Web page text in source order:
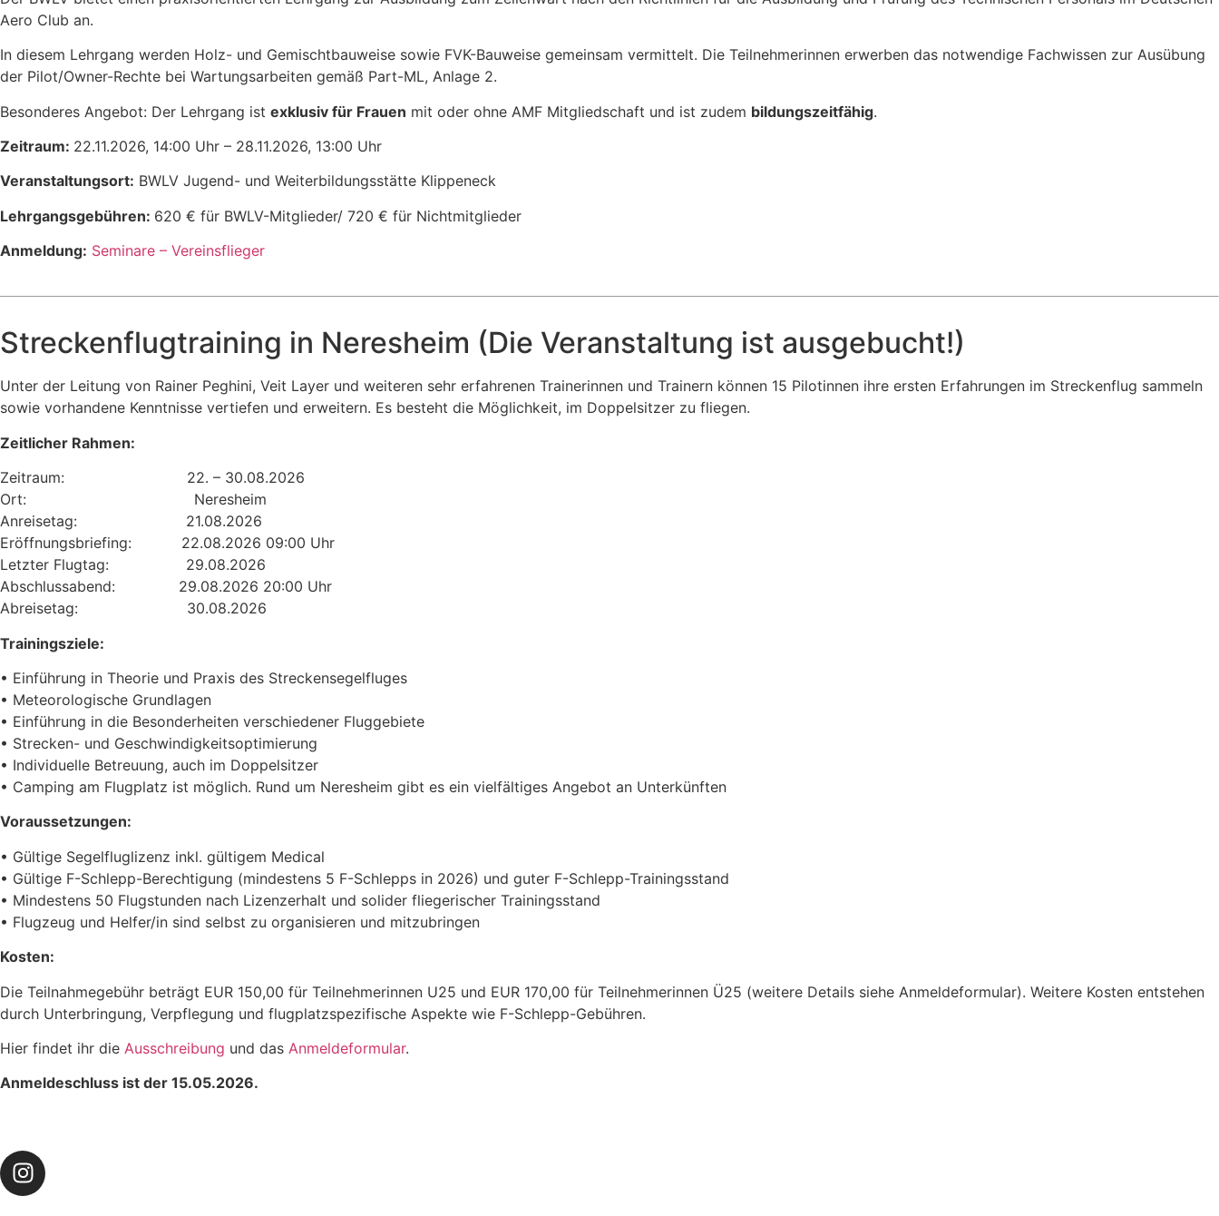
Aero Club an.
In diesem Lehrgang werden Holz- und Gemischtbauweise sowie FVK-Bauweise gemeinsam vermittelt. Die Teilnehmerinnen erwerben das notwendige Fachwissen zur Ausübung
der Pilot/Owner-Rechte bei Wartungsarbeiten gemäß Part-ML, Anlage 2.
Besonderes Angebot: Der Lehrgang ist exklusiv für Frauen mit oder ohne AMF Mitgliedschaft und ist zudem bildungszeitfähig.
Zeitraum: 22.11.2026, 14:00 Uhr – 28.11.2026, 13:00 Uhr
Veranstaltungsort: BWLV Jugend- und Weiterbildungsstätte Klippeneck
Lehrgangsgebühren: 620 € für BWLV-Mitglieder/ 720 € für Nichtmitglieder
Anmeldung: Seminare – Vereinsflieger
Streckenflugtraining in Neresheim (Die Veranstaltung ist ausgebucht!)
Unter der Leitung von Rainer Peghini, Veit Layer und weiteren sehr erfahrenen Trainerinnen und Trainern können 15 Pilotinnen ihre ersten Erfahrungen im Streckenflug sammeln
sowie vorhandene Kenntnisse vertiefen und erweitern. Es besteht die Möglichkeit, im Doppelsitzer zu fliegen.
Zeitlicher Rahmen:
Zeitraum: 22. – 30.08.2026
Ort: Neresheim
Anreisetag: 21.08.2026
Eröffnungsbriefing: 22.08.2026 09:00 Uhr
Letzter Flugtag: 29.08.2026
Abschlussabend: 29.08.2026 20:00 Uhr
Abreisetag: 30.08.2026
Trainingsziele:
• Einführung in Theorie und Praxis des Streckensegelfluges
• Meteorologische Grundlagen
• Einführung in die Besonderheiten verschiedener Fluggebiete
• Strecken- und Geschwindigkeitsoptimierung
• Individuelle Betreuung, auch im Doppelsitzer
• Camping am Flugplatz ist möglich. Rund um Neresheim gibt es ein vielfältiges Angebot an Unterkünften
Voraussetzungen:
• Gültige Segelfluglizenz inkl. gültigem Medical
• Gültige F-Schlepp-Berechtigung (mindestens 5 F-Schlepps in 2026) und guter F-Schlepp-Trainingsstand
• Mindestens 50 Flugstunden nach Lizenzerhalt und solider fliegerischer Trainingsstand
• Flugzeug und Helfer/in sind selbst zu organisieren und mitzubringen
Kosten:
Die Teilnahmegebühr beträgt EUR 150,00 für Teilnehmerinnen U25 und EUR 170,00 für Teilnehmerinnen Ü25 (weitere Details siehe Anmeldeformular). Weitere Kosten entstehen
durch Unterbringung, Verpflegung und flugplatzspezifische Aspekte wie F-Schlepp-Gebühren.
Hier findet ihr die Ausschreibung und das Anmeldeformular.
Anmeldeschluss ist der 15.05.2026.